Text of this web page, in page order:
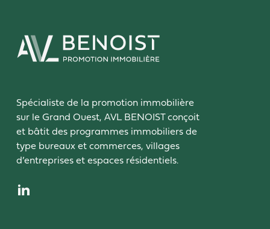
Spécialiste de la promotion immobilière
sur le Grand Ouest, AVL BENOIST conçoit
et bâtit des programmes immobiliers de
type bureaux et commerces, villages
d’entreprises et espaces résidentiels.